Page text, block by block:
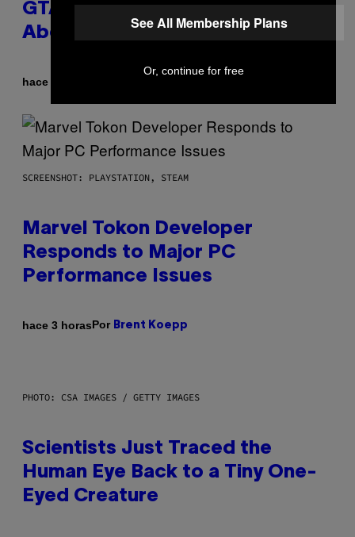
GTA 6 Gets Concerning Update
About GTA Online Release Date
hace 2 horas
SCREENSHOT: PLAYSTATION, STEAM
Marvel Tokon Developer
Responds to Major PC
Performance Issues
hace 3 horasPor Brent Koepp
PHOTO: CSA IMAGES / GETTY IMAGES
Scientists Just Traced the
Human Eye Back to a Tiny One-
Eyed Creature
See All Membership Plans
Or, continue for free